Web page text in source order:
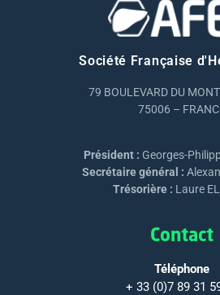
Société Française
79 BOULEVARD DU
75006 –
Président : Georges-
Secrétaire général :
Trésorière : Laure
Contact
Téléphone
+ 33 (0)7 89 31